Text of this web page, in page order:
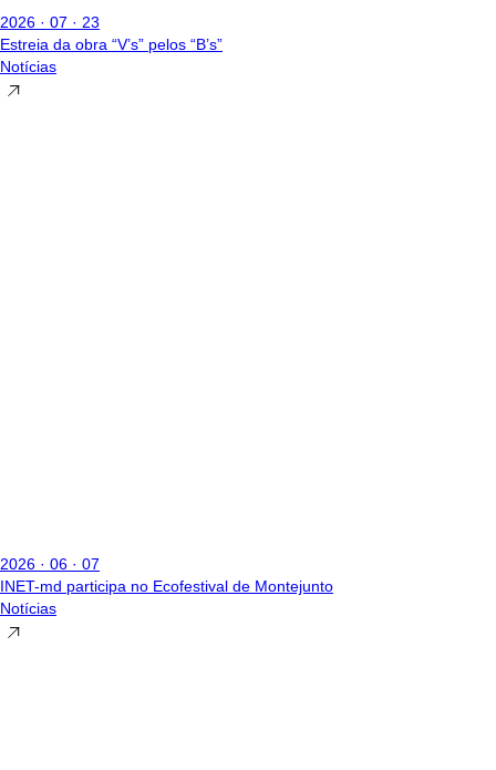
2026 · 07 · 23
Estreia da obra “V’s” pelos “B’s”
Notícias
2026 · 06 · 07
INET-md participa no Ecofestival de Montejunto
Notícias